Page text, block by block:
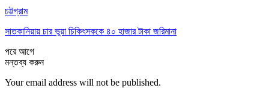
চট্টগ্রাম
সাতকানিয়ায় চার ভুয়া চিকিৎসককে ৪০ হাজার টাকা জরিমানা
পরেআগে
মন্তব্য করুন
Your email address will not be published.